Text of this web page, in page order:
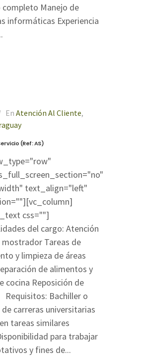
completo Manejo de
informáticas Experiencia
En Atención Al Cliente,
(Ref: AS)
text_align="left"
css=""]
del cargo: Atención
mostrador Tareas de
y limpieza de áreas
de alimentos y
cocina Reposición de
Bachiller o
carreras universitarias
tareas similares
para trabajar
y fines de...